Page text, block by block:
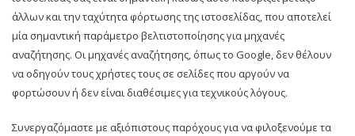
άλλων και την ταχύτητα φόρτωσης της ιστοσελίδας, που αποτελεί
μία σημαντική παράμετρο βελτιστοποίησης για μηχανές
αναζήτησης. Οι μηχανές αναζήτησης, όπως το Google, δεν θέλουν
να οδηγούν τους χρήστες τους σε σελίδες που αργούν να
φορτώσουν ή δεν είναι διαθέσιμες για τεχνικούς λόγους.
Συνεργαζόμαστε με αξιόπιστους παρόχους για να φιλοξενούμε τα